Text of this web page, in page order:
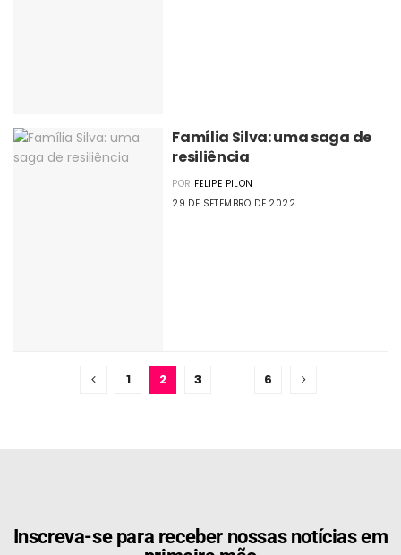
Família Silva: uma saga de
resiliência
POR FELIPE PILON
29 DE SETEMBRO DE 2022
1 2 3 … 6
Inscreva-se para receber nossas notícias em